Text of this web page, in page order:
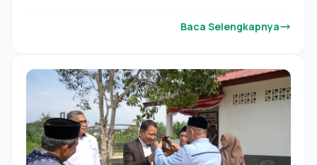
Baca Selengkapnya